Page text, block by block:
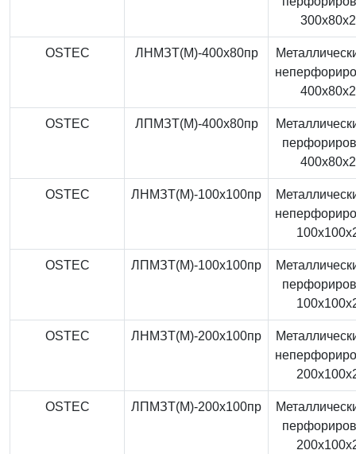
OSTEC ЛНМЗТ(М)-400x80пр
OSTEC ЛПМЗТ(М)-400x80пр
OSTEC ЛНМЗТ(М)-100x100пр
OSTEC ЛПМЗТ(М)-100x100пр
OSTEC ЛНМЗТ(М)-200x100пр
OSTEC ЛПМЗТ(М)-200x100пр